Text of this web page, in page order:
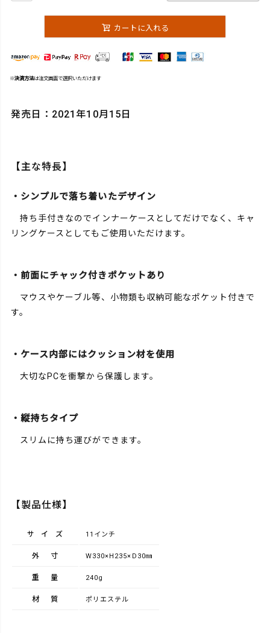
カートに入れる
※決済方法は注文画面で選択いただけます
発売日：2021年10月15日
【主な特長】
・シンプルで落ち着いたデザイン
持ち手付きなのでインナーケースとしてだけでなく、キャ
リングケースとしてもご使用いただけます。
・前面にチャック付きポケットあり
マウスやケーブル等、小物類も収納可能なポケット付きで
す。
・ケース内部にはクッション材を使用
大切なPCを衝撃から保護します。
・縦持ちタイプ
スリムに持ち運びができます。
【製品仕様】
サイズ 11インチ
外寸 W330×H235×D30㎜
重量 240g
材質 ポリエステル